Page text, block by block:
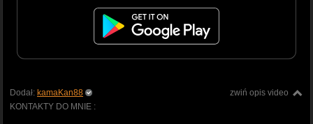
zwiń opis video
Dodał: kamaKan88
KONTAKTY DO MNIE :